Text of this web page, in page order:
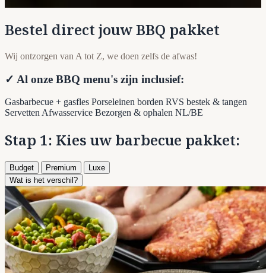
Bestel direct jouw BBQ pakket
Wij ontzorgen van A tot Z, we doen zelfs de afwas!
✓ Al onze BBQ menu's zijn inclusief:
Gasbarbecue + gasfles Porseleinen borden RVS bestek & tangen
ServettenAfwasservice Bezorgen & ophalen NL/BE
Stap 1: Kies uw barbecue pakket:
Budget Premium
Luxe
Wat is het verschil?